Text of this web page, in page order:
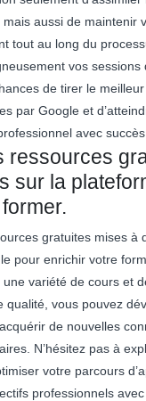
aussi de maintenir
tout au long du
vos
de tirer le
par Google et
avec succès.
ressources
sur la
gratuites mises à
pour enrichir votre
une variété de cours et
qualité, vous pouvez
de nouvelles
N’hésitez pas à
votre parcours
professionnels avec